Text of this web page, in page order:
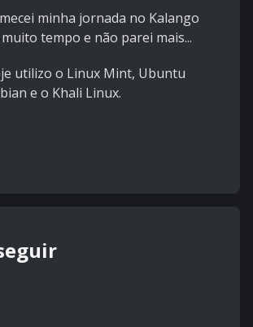
minha jornada no Kalango
tempo e não parei mais...
utilizo o Linux Mint, Ubuntu
e o Khali Linux.